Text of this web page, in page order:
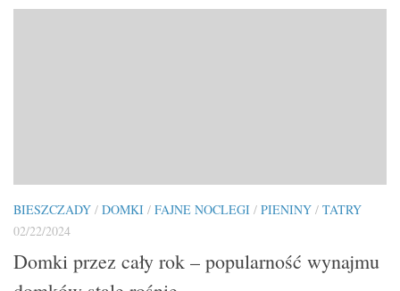
BIESZCZADY / DOMKI / FAJNE NOCLEGI / PIENINY / TATRY
02/22/2024
Domki przez cały rok – popularność wynajmu